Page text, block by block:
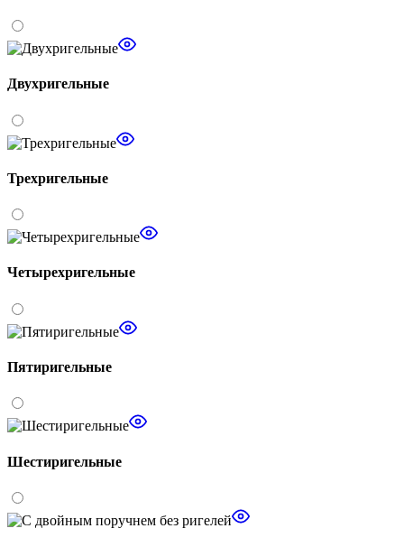
Двухригельные
Трехригельные
Четырехригельные
Пятиригельные
Шестиригельные